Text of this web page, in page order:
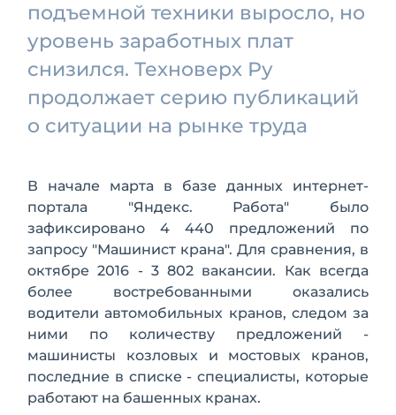
подъемной техники выросло, но
уровень заработных плат
снизился. Техноверх Ру
продолжает серию публикаций
о ситуации на рынке труда
В начале марта в базе данных интернет-
портала "Яндекс. Работа" было
зафиксировано 4 440 предложений по
запросу "Машинист крана". Для сравнения, в
октябре 2016 - 3 802 вакансии. Как всегда
более востребованными оказались
водители автомобильных кранов, следом за
ними по количеству предложений -
машинисты козловых и мостовых кранов,
последние в списке - специалисты, которые
работают на башенных кранах.